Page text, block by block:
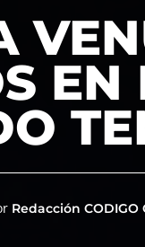
EN
Redacción CODIGO